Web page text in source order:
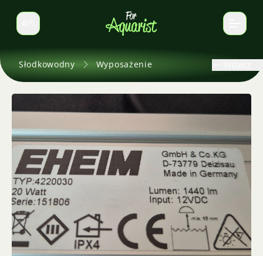
Zmień język
Słodkowodny Wyposażenie